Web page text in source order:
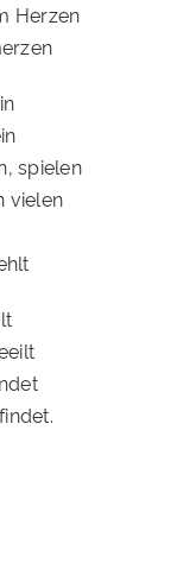
Herzen
spielen
vielen